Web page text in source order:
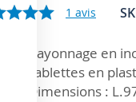
1 avis
Rayonnage en
Tablettes en
Dimensions :